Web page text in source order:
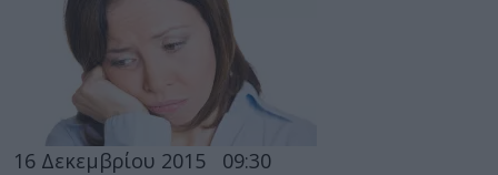
16 Δεκεμβρίου 2015 09:30